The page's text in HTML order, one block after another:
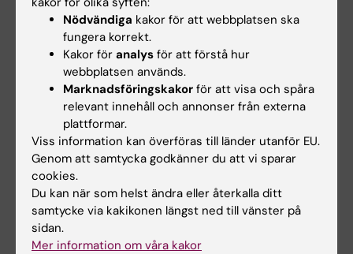
Mer läsning
Finansiering från SSF
Pressmeddelandet från SSF
Tags
Anslag Finansiering
Nödvändiga kakor för att webbplatsen ska
fungera korrekt.
Kakor för analys för att förstå hur
webbplatsen används.
Marknadsföringskakor för att visa och spåra
relevant innehåll och annonser från externa
plattformar.
Viss information kan överföras till länder utanför EU.
Genom att samtycka godkänner du att vi sparar
cookies.
Du kan när som helst ändra eller återkalla ditt
samtycke via kakikonen längst ned till vänster på
sidan.
Mer information om våra kakor